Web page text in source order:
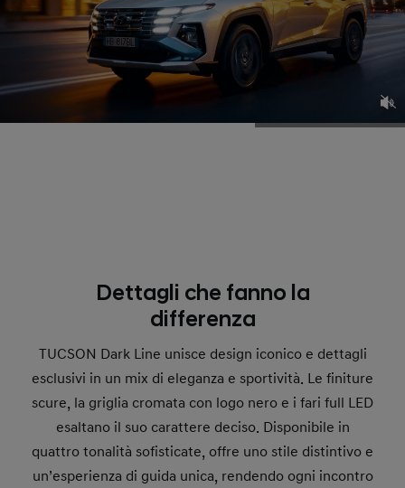
Dettagli che fanno la
differenza
TUCSON Dark Line unisce design iconico e dettagli
esclusivi in un mix di eleganza e sportività. Le finiture
scure, la griglia cromata con logo nero e i fari full LED
esaltano il suo carattere deciso. Disponibile in
quattro tonalità sofisticate, offre uno stile distintivo e
un’esperienza di guida unica, rendendo ogni incontro